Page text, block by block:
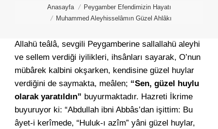
You are here:
Anasayfa
Peygamber Efendimizin Hayatı
Muhammed Aleyhisselâmın Güzel Ahlâkı
Allahü teâlâ, sevgili Peygamberine sallallahü aleyhi
ve sellem verdiği iyilikleri, ihsânları sayarak, O’nun
mübârek kalbini okşarken, kendisine güzel huylar
verdiğini de saymakta, meâlen; “Sen, güzel huylu
olarak yaratıldın” buyurmaktadır. Hazreti İkrime
buyuruyor ki: “Abdullah ibni Abbâs’dan işittim: Bu
âyet-i kerîmede, “Huluk-ı azîm” yâni güzel huylar,